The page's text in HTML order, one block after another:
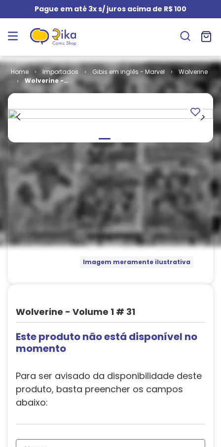
Pague em até 3x s/ juros acima de R$ 100
Importados Gibis em inglês - Marvel
Wolverine
Wolverine -
Volume 1 # 31
Imagem meramente ilustrativa
Wolverine - Volume 1 # 31
Este produto não está disponível no
momento
Para ser avisado da disponibilidade deste
produto, basta preencher os campos
abaixo: